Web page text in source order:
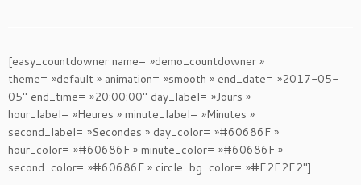
[easy_countdowner name= »demo_countdowner »
theme= »default » animation= »smooth » end_date= »2017-05-
05″ end_time= »20:00:00″ day_label= »Jours »
hour_label= »Heures » minute_label= »Minutes »
second_label= »Secondes » day_color= »#60686F »
hour_color= »#60686F » minute_color= »#60686F »
second_color= »#60686F » circle_bg_color= »#E2E2E2″]